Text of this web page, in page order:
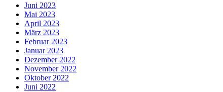
Juni 2023
Mai 2023
April 2023
März 2023
Februar 2023
Januar 2023
Dezember 2022
November 2022
Oktober 2022
Juni 2022